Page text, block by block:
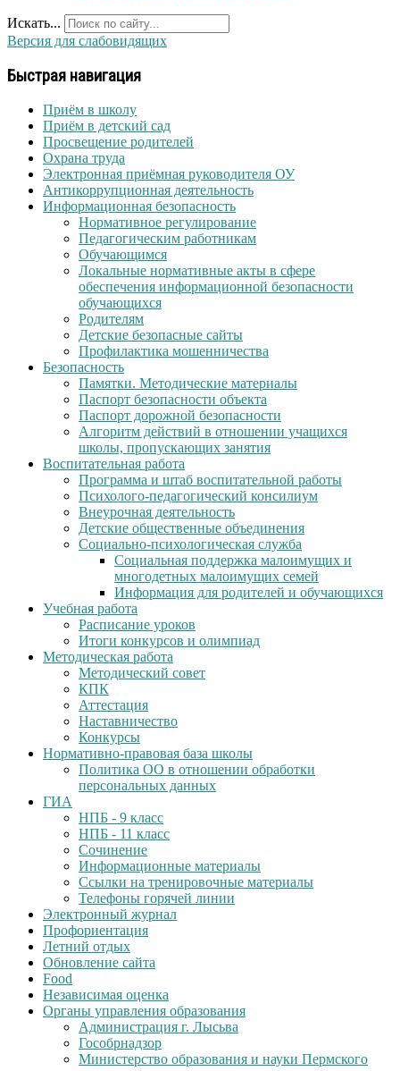
Искать...
Версия для слабовидящих
Быстрая навигация
Приём в школу
Приём в детский сад
Просвещение родителей
Охрана труда
Электронная приёмная руководителя ОУ
Антикоррупционная деятельность
Информационная безопасность
Нормативное регулирование
Педагогическим работникам
Обучающимся
Локальные нормативные акты в сфере
обеспечения информационной безопасности
обучающихся
Родителям
Детские безопасные сайты
Профилактика мошенничества
Безопасность
Памятки. Методические материалы
Паспорт безопасности объекта
Паспорт дорожной безопасности
Алгоритм действий в отношении учащихся
школы, пропускающих занятия
Воспитательная работа
Программа и штаб воспитательной работы
Психолого-педагогический консилиум
Внеурочная деятельность
Детские общественные объединения
Социально-психологическая служба
Социальная поддержка малоимущих и
многодетных малоимущих семей
Информация для родителей и обучающихся
Учебная работа
Расписание уроков
Итоги конкурсов и олимпиад
Методическая работа
Методический совет
КПК
Аттестация
Наставничество
Конкурсы
Нормативно-правовая база школы
Политика ОО в отношении обработки
персональных данных
ГИА
НПБ - 9 класс
НПБ - 11 класс
Сочинение
Информационные материалы
Ссылки на тренировочные материалы
Телефоны горячей линии
Электронный журнал
Профориентация
Летний отдых
Обновление сайта
Food
Независимая оценка
Органы управления образования
Администрация г. Лысьва
Гособрнадзор
Министерство образования и науки Пермского